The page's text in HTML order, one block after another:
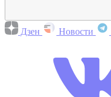
Дзен Новости